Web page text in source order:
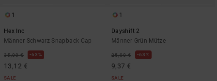
1
Hex Inc
Männer Schwarz Snapback-Cap
35,00 € 63%
13,12 €
SALE
1
Dayshift 2
Männer Grün Mütze
25,00 € 63%
9,37 €
SALE